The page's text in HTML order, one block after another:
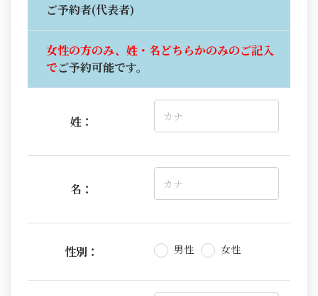
ご予約者(代表者)
女性の方のみ、姓・名どちらかのみのご記入
でご予約可能です。
姓：
名：
性別： 男性 女性